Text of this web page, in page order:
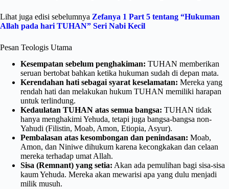
Lihat juga edisi sebelumnya Zefanya 1 Part 5 tentang “Hukuman
Allah pada hari TUHAN” Seri Nabi Kecil
Pesan Teologis Utama
Kesempatan sebelum penghakiman: TUHAN memberikan
seruan bertobat bahkan ketika hukuman sudah di depan mata.
Kerendahan hati sebagai syarat keselamatan: Mereka yang
rendah hati dan melakukan hukum TUHAN memiliki harapan
untuk terlindung.
Kedaulatan TUHAN atas semua bangsa: TUHAN tidak
hanya menghakimi Yehuda, tetapi juga bangsa-bangsa non-
Yahudi (Filistin, Moab, Amon, Etiopia, Asyur).
Pembalasan atas kesombongan dan penindasan: Moab,
Amon, dan Niniwe dihukum karena kecongkakan dan celaan
mereka terhadap umat Allah.
Sisa (Remnant) yang setia: Akan ada pemulihan bagi sisa-sisa
kaum Yehuda. Mereka akan mewarisi apa yang dulu menjadi
milik musuh.